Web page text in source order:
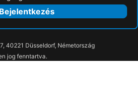
Bejelentkezés
40221 Düsseldorf, Németország
jog fenntartva.